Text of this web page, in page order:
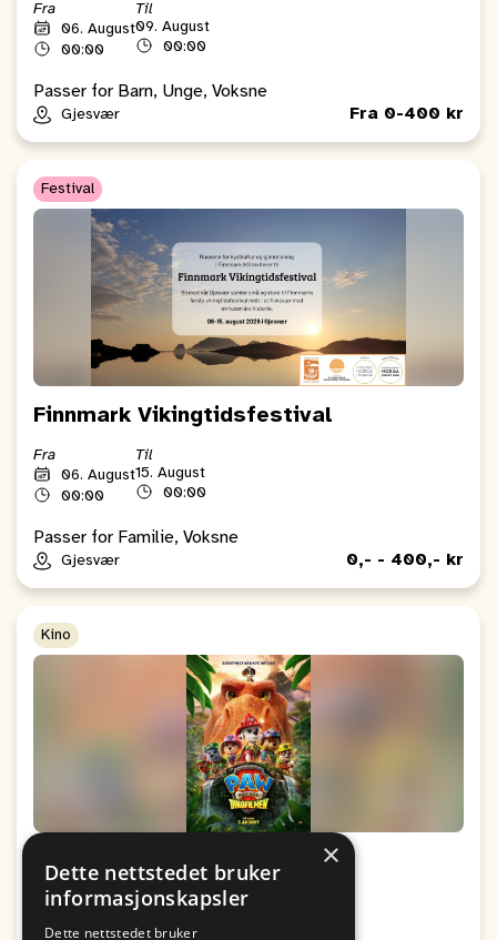
Fra
06. August
00:00
Til
09. August
00:00
Passer for Barn, Unge, Voksne
Gjesvær Fra 0-400 kr
Festival
Finnmark Vikingtidsfestival
Fra
06. August
00:00
Til
15. August
00:00
Passer for Familie, Voksne
Gjesvær 0,- - 400,- kr
Kino
Kino: Paw Patrol: Dinofilmen
Fra
Til
×
Dette nettstedet bruker
informasjonskapsler
Dette nettstedet bruker